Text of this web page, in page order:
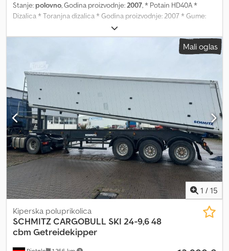
Stanje: polovno, Godina proizvodnje:2007, * Potain HD40A *
Dizalica * Toranjna dizalica * Godina proizvodnje: 2007 * Gume:
pogledajte slike * Maksimalna visina kuke: 23,00 m * Maksimalni
doseg (standardni izbočnik): 35,00 m * Dimenzije oslonca
(površina): 4,2 x 4,2 m * Poluprečnik okretanja: 2,5 m * Maksimalna
* Odmah dostupno * Greške i propusti su mogući Imate li pitanja?
Kontaktirajte nas za brzu konsultaciju, a možete nas kontaktirati i
direktno putem WhatsApp-a: Nudimo: Dedpfjzl N H Isx Agkskr
Gotovinsku kupovinu za firme iz EU sa identifikacionim brojem za
PDV, PDV brojem, kao i za kupce iz zemalja van EU. Lizing i
finansiranje. Obavljanje svih carinskih formalnosti. Izrada
privremenih i izvoznih registarskih tablica. Transport do luke. Sve
cene u oglasima su bruto cene i uključuju zakonski PDV od 19%.
Mali oglas
1 / 15
Kiperska poluprikolica
SCHMITZ CARGOBULL SKI 24-9,6 48
cbm Getreidekipper